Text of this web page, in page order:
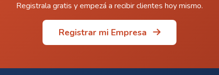
Registrala gratis y empezá a recibir clientes hoy mismo.
Registrar mi Empresa